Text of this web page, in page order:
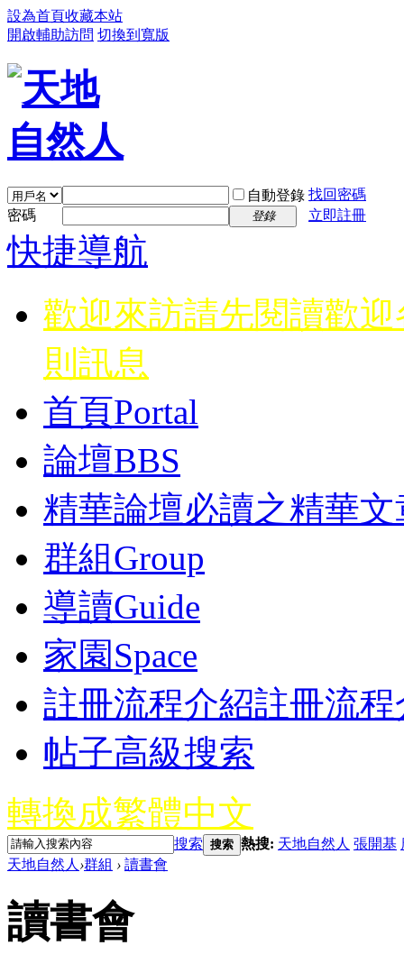
設為首頁收藏本站
開啟輔助訪問 切換到寬版
自動登錄 找回密碼
密碼
登錄 立即註冊
快捷導航
歡迎來訪請先閱讀歡迎
則訊息
首頁Portal
論壇BBS
精華論壇必讀之精華文
群組Group
導讀Guide
家園Space
註冊流程介紹註冊流
帖子高級搜索
轉換成繁體中文
搜索 搜索 熱搜: 天地自然人 張開基
天地自然人 ›群組 › 讀書會
讀書會